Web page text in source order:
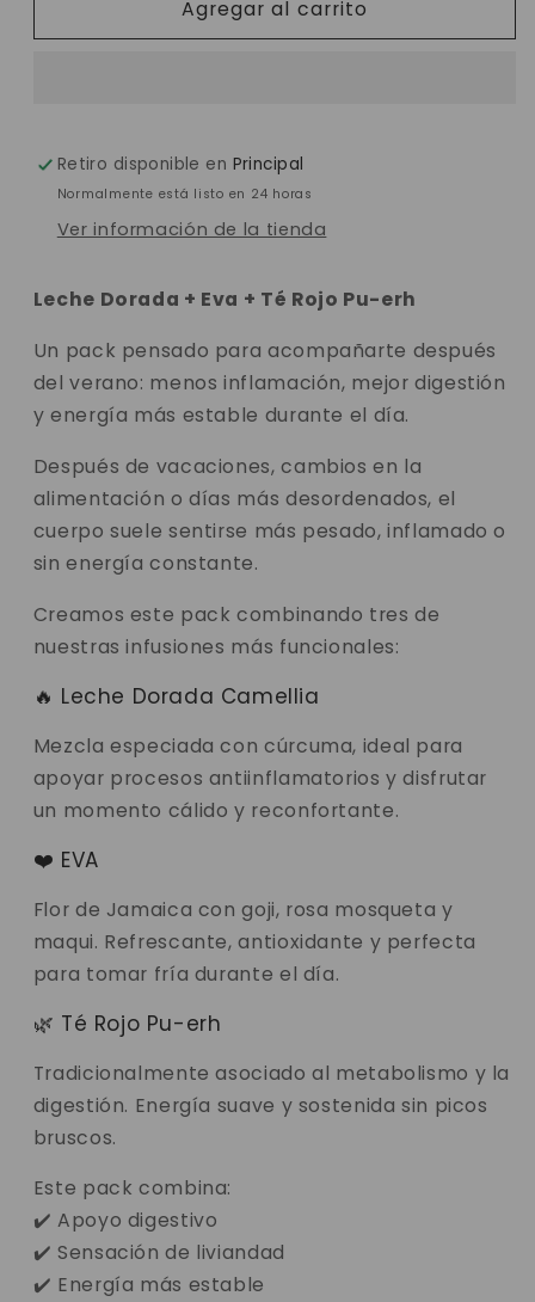
PACK
🌿
PACK
Agregar al carrito
Retiro disponible en Principal
Normalmente está listo en 24 horas
Ver información de la tienda
Leche Dorada + Eva + Té Rojo Pu-erh
Un pack pensado para acompañarte después
del verano: menos inflamación, mejor digestión
y energía más estable durante el día.
Después de vacaciones, cambios en la
alimentación o días más desordenados, el
cuerpo suele sentirse más pesado, inflamado o
sin energía constante.
Creamos este pack combinando tres de
nuestras infusiones más funcionales:
🔥 Leche Dorada Camellia
Mezcla especiada con cúrcuma, ideal para
apoyar procesos antiinflamatorios y disfrutar
un momento cálido y reconfortante.
❤️ EVA
Flor de Jamaica con goji, rosa mosqueta y
maqui. Refrescante, antioxidante y perfecta
para tomar fría durante el día.
🌿 Té Rojo Pu-erh
Tradicionalmente asociado al metabolismo y la
digestión. Energía suave y sostenida sin picos
bruscos.
Este pack combina:
✔️ Apoyo digestivo
✔️ Sensación de liviandad
✔️ Energía más estable